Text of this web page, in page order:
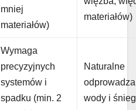
mniej
materiałów)
materiałów)
Wymaga
precyzyjnych
systemów i
spadku (min. 2
Naturalne
wody i